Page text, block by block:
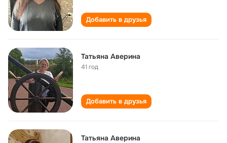
Добавить в друзья
Татьяна Аверина
41 год
Добавить в друзья
Татьяна Аверина